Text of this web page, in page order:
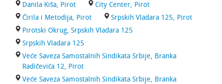
Danila Kiša, Pirot
City Center, Pirot
Ćirila i Metodija, Pirot
Srpskih Vladara 125, Pirot
Pirotski Okrug, Srpskih Vladara 125
Srpskih Vladara 125
Veće Saveza Samostalnih Sindikata Srbije, Branka
Radičevića 12, Pirot
Veće Saveza Samostalnih Sindikata Srbije, Branka